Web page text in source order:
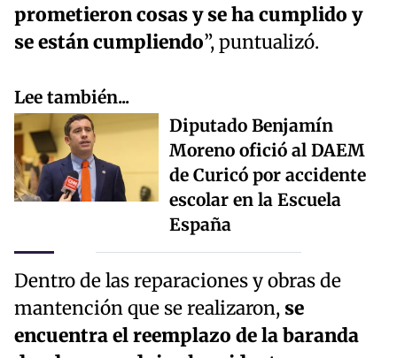
prometieron cosas y se ha cumplido y
se están cumpliendo”, puntualizó.
Lee también...
Diputado Benjamín
Moreno ofició al DAEM
de Curicó por accidente
escolar en la Escuela
España
Dentro de las reparaciones y obras de
mantención que se realizaron, se
encuentra el reemplazo de la baranda